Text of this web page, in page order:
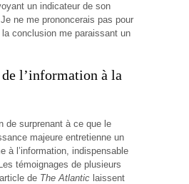
un indicateur de son
ne me prononcerais pas pour
conclusion me paraissant un
l’information à la
de surprenant à ce que le
majeure entretienne un
à l’information, indispensable
témoignages de plusieurs
de The Atlantic laissent